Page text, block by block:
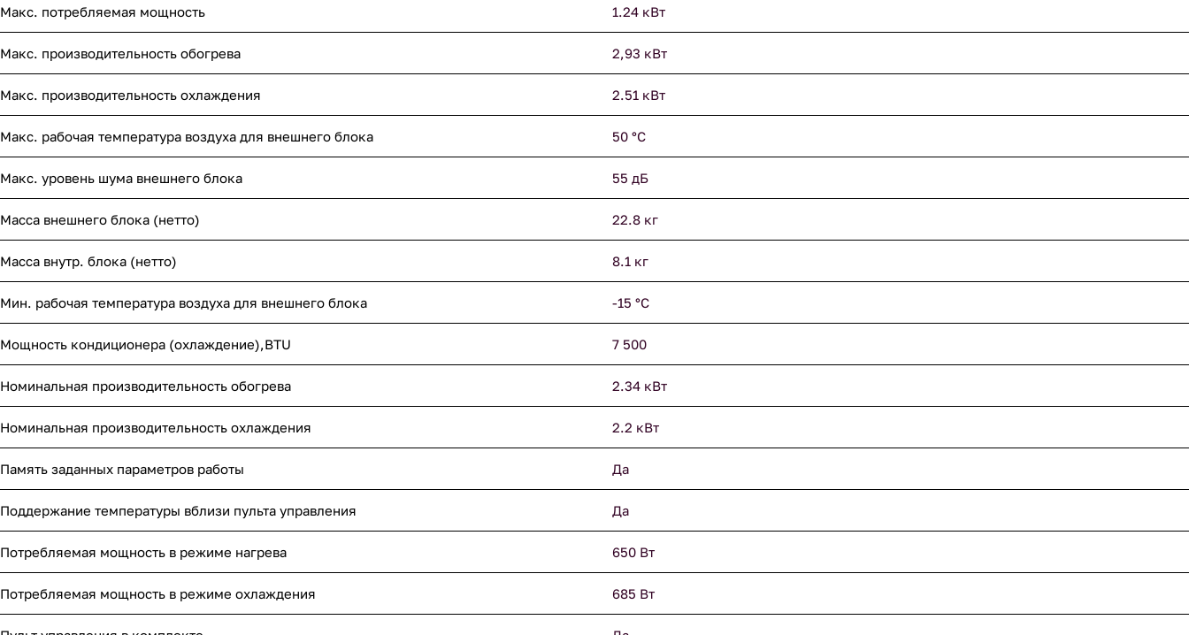
Макс. потребляемая мощность 1.24 кВт
Макс. производительность обогрева 2,93 кВт
Макс. производительность охлаждения 2.51 кВт
Макс. рабочая температура воздуха для внешнего блока 50 °С
Макс. уровень шума внешнего блока 55 дБ
Масса внешнего блока (нетто) 22.8 кг
Масса внутр. блока (нетто) 8.1 кг
Мин. рабочая температура воздуха для внешнего блока -15 °С
Мощность кондиционера (охлаждение),BTU 7 500
Номинальная производительность обогрева 2.34 кВт
Номинальная производительность охлаждения 2.2 кВт
Память заданных параметров работы Да
Поддержание температуры вблизи пульта управления Да
Потребляемая мощность в режиме нагрева 650 Вт
Потребляемая мощность в режиме охлаждения 685 Вт